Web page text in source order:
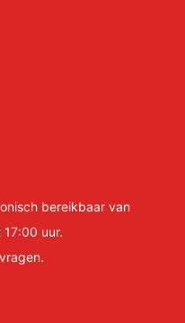
bereikbaar van
uur.